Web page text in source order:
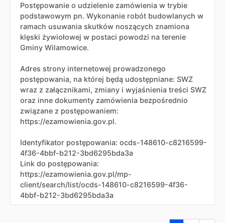
Postępowanie o udzielenie zamówienia w trybie
podstawowym pn. Wykonanie robót budowlanych w
ramach usuwania skutków noszących znamiona
klęski żywiołowej w postaci powodzi na terenie
Gminy Wilamowice.
Adres strony internetowej prowadzonego
postępowania, na której będą udostępniane: SWZ
wraz z załącznikami, zmiany i wyjaśnienia treści SWZ
oraz inne dokumenty zamówienia bezpośrednio
związane z postępowaniem:
https://ezamowienia.gov.pl.
Identyfikator postępowania: ocds-148610-c8216599-
4f36-4bbf-b212-3bd6295bda3a
Link do postępowania:
https://ezamowienia.gov.pl/mp-
client/search/list/ocds-148610-c8216599-4f36-
4bbf-b212-3bd6295bda3a